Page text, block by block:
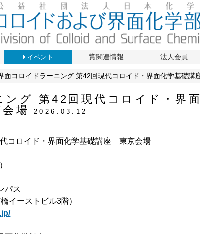
イベント 賞関連情報 法人会員
面コロイドラーニング 第42回現代コロイド・界面化学基礎
ング 第42回現代コロイド・界面
場
2026.03.12
コロイド・界面化学基礎講座 東京会場
パス
イーストビル3階）